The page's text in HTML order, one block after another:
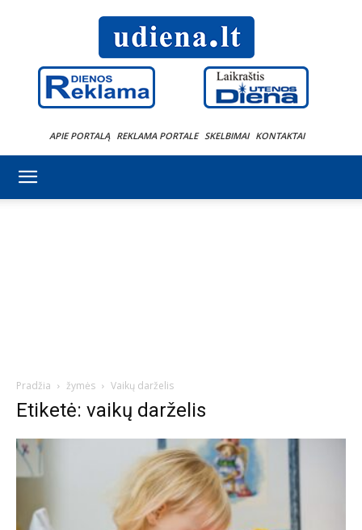
APIE PORTALĄ REKLAMA PORTALE SKELBIMAI KONTAKTAI
Pradžia žymės Vaikų darželis
Etiketė: vaikų darželis